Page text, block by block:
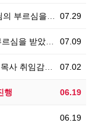
07.29
받았습니다.
07.09
받았습니다.
07.02
임감사예배
06.19
행
06.19